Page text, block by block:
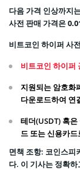
다음 가격 인상까지
사전 판매 가격은
비트코인 하이퍼 사
비트코인 하이퍼
지원되는 암호화
다운로드하여 연
테더(USDT) 혹
드 또는 신용카
면책 조항: 코인스피
다. 이 기사는 정확